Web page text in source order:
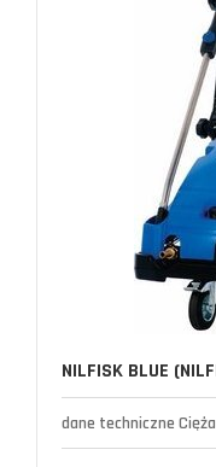
NILFISK BLUE
dane techniczne